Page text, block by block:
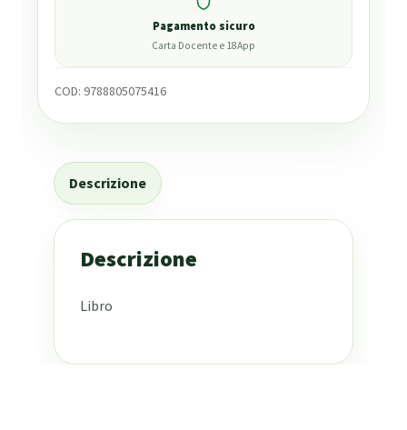
Pagamento sicuro
Carta Docente e 18App
COD: 9788805075416
Descrizione
Descrizione
Libro